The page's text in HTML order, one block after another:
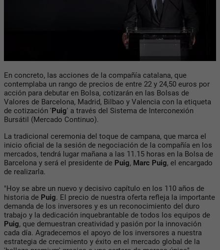
En concreto, las acciones de la compañía catalana, que
contemplaba un rango de precios de entre 22 y 24,50 euros por
acción para debutar en Bolsa, cotizarán en las Bolsas de
Valores de Barcelona, Madrid, Bilbao y Valencia con la etiqueta
de cotización 'Puig' a través del Sistema de Interconexión
Bursátil (Mercado Continuo).
La tradicional ceremonia del toque de campana, que marca el
inicio oficial de la sesión de negociación de la compañía en los
mercados, tendrá lugar mañana a las 11.15 horas en la Bolsa de
Barcelona y será el presidente de Puig, Marc Puig, el encargado
de realizarla.
"Hoy se abre un nuevo y decisivo capítulo en los 110 años de
historia de Puig. El precio de nuestra oferta refleja la importante
demanda de los inversores y es un reconocimiento del duro
trabajo y la dedicación inquebrantable de todos los equipos de
Puig, que demuestran creatividad y pasión por la innovación
cada día. Agradecemos el apoyo de los inversores a nuestra
estrategia de crecimiento y éxito en el mercado global de la